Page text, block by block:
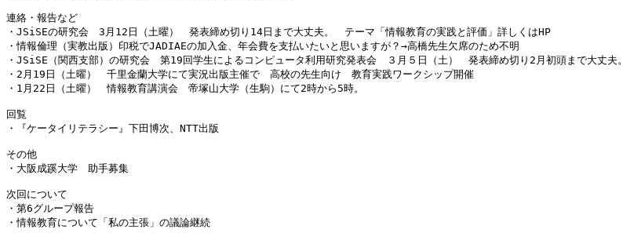
連絡・報告など
・JSiSEの研究会　3月12日（土曜）　発表締め切り14日まで大丈夫。　テーマ「情報教育の実践と評価」詳しくはHP
・情報倫理（実教出版）印税でJADIAEの加入金、年会費を支払いたいと思いますが？→高橋先生欠席のため不明
・JSiSE（関西支部）の研究会　第19回学生によるコンピュータ利用研究発表会　３月５日（土）　発表締め切り2月初頭まで大丈夫。
・2月19日（土曜）　千里金蘭大学にて実況出版主催で　高校の先生向け　教育実践ワークシップ開催
・1月22日（土曜）　情報教育講演会　帝塚山大学（生駒）にて2時から5時。
回覧
・『ケータイリテラシー』下田博次、NTT出版
その他
・大阪成蹊大学　助手募集
次回について
・第6グループ報告
・情報教育について「私の主張」の議論継続